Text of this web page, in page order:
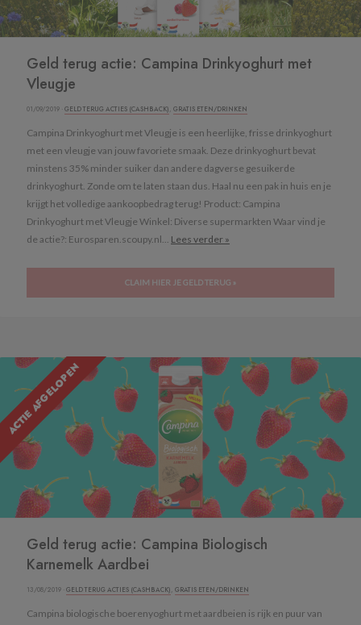
Geld terug actie: Campina Drinkyoghurt met
Vleugje
01/09/2019 · GELD TERUG ACTIES (CASHBACK), GRATIS ETEN/DRINKEN
Campina Drinkyoghurt met Vleugje is een heerlijke, frisse drinkyoghurt
met een vleugje van jouw favoriete smaak. Deze drinkyoghurt bevat
minstens 35% minder suiker dan andere dagverse gesuikerde
drinkyoghurt. Zonde om te laten staan dus. Haal nu een pak in huis en je
krijgt het volledige aankoopbedrag terug! Product: Campina
Drinkyoghurt met Vleugje Winkel: Diverse supermarkten Waar vind je
de actie?: Eurosparen.scoupy.nl... Lees verder »
CLAIM HIER JE GELD TERUG »
ACTIE AFGELOPEN
Geld terug actie: Campina Biologisch
Karnemelk Aardbei
13/08/2019 · GELD TERUG ACTIES (CASHBACK), GRATIS ETEN/DRINKEN
Campina biologische boerenyoghurt met aardbeien is rijk en puur van